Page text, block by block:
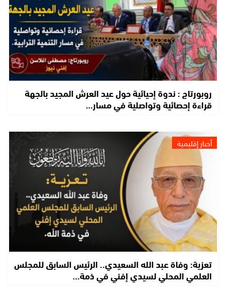
روبورتاج : ندوة إحيائية حول عيد العرش المجيد بالجهة
قراءة إحصائية وتواصلية في مسار…
أخبار إقليمية
تعزية: وفاة عبد الله السعيدي.. الرئيس السابق للمجلس
العلمي المحلي لسيدي إفني في ذمة…